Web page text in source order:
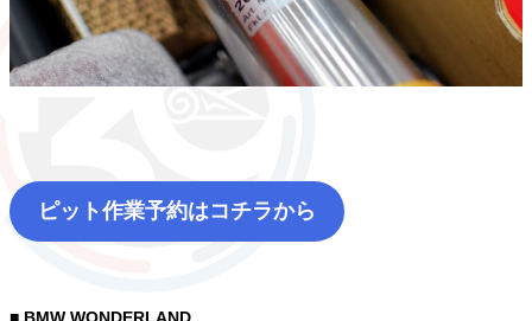
ピット作業予約はコチラから
■ BMW WONDERLAND